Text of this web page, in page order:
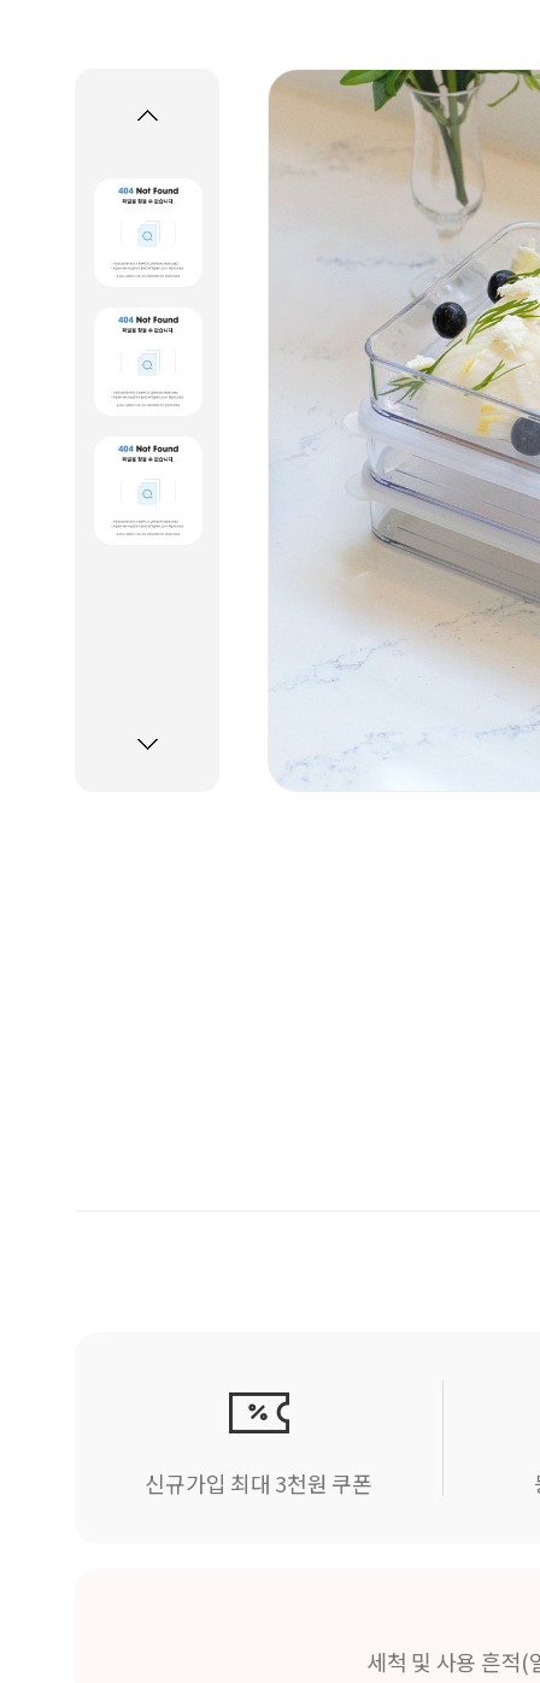
신규가입 최대 3천원 쿠폰
세척 및 사용 흔적(